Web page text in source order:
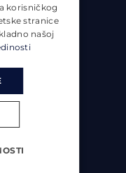
GERMAN
korisničkog
stranice
našoj